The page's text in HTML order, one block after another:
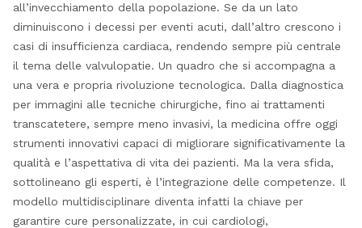
all’invecchiamento della popolazione. Se da un lato
diminuiscono i decessi per eventi acuti, dall’altro crescono i
casi di insufficienza cardiaca, rendendo sempre più centrale
il tema delle valvulopatie. Un quadro che si accompagna a
una vera e propria rivoluzione tecnologica. Dalla diagnostica
per immagini alle tecniche chirurgiche, fino ai trattamenti
transcatetere, sempre meno invasivi, la medicina offre oggi
strumenti innovativi capaci di migliorare significativamente la
qualità e l’aspettativa di vita dei pazienti. Ma la vera sfida,
sottolineano gli esperti, è l’integrazione delle competenze. Il
modello multidisciplinare diventa infatti la chiave per
garantire cure personalizzate, in cui cardiologi,